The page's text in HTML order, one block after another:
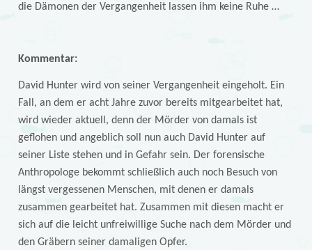
die Dämonen der Vergangenheit lassen ihm keine Ruhe …
Kommentar:
David Hunter wird von seiner Vergangenheit eingeholt. Ein
Fall, an dem er acht Jahre zuvor bereits mitgearbeitet hat,
wird wieder aktuell, denn der Mörder von damals ist
geflohen und angeblich soll nun auch David Hunter auf
seiner Liste stehen und in Gefahr sein. Der forensische
Anthropologe bekommt schließlich auch noch Besuch von
längst vergessenen Menschen, mit denen er damals
zusammen gearbeitet hat. Zusammen mit diesen macht er
sich auf die leicht unfreiwillige Suche nach dem Mörder und
den Gräbern seiner damaligen Opfer.